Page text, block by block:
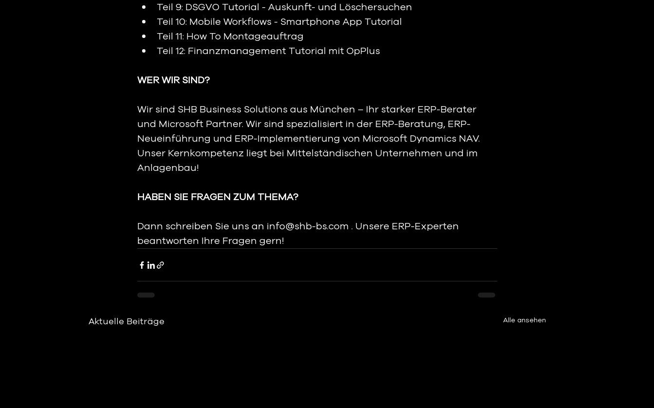
Teil 9: DSGVO Tutorial - Auskunft- und Löschersuchen
Teil 10: Mobile Workflows - Smartphone App Tutorial
Teil 11: How To Montageauftrag
Teil 12: Finanzmanagement Tutorial mit OpPlus
WER WIR SIND?
Wir sind SHB Business Solutions aus München – Ihr starker ERP-Berater
und Microsoft Partner. Wir sind spezialisiert in der ERP-Beratung, ERP-
Neueinführung und ERP-Implementierung von Microsoft Dynamics NAV.
Unser Kernkompetenz liegt bei Mittelständischen Unternehmen und im
Anlagenbau!
HABEN SIE FRAGEN ZUM THEMA?
Dann schreiben Sie uns an info@shb-bs.com . Unsere ERP-Experten
beantworten Ihre Fragen gern!
Aktuelle Beiträge Alle ansehen